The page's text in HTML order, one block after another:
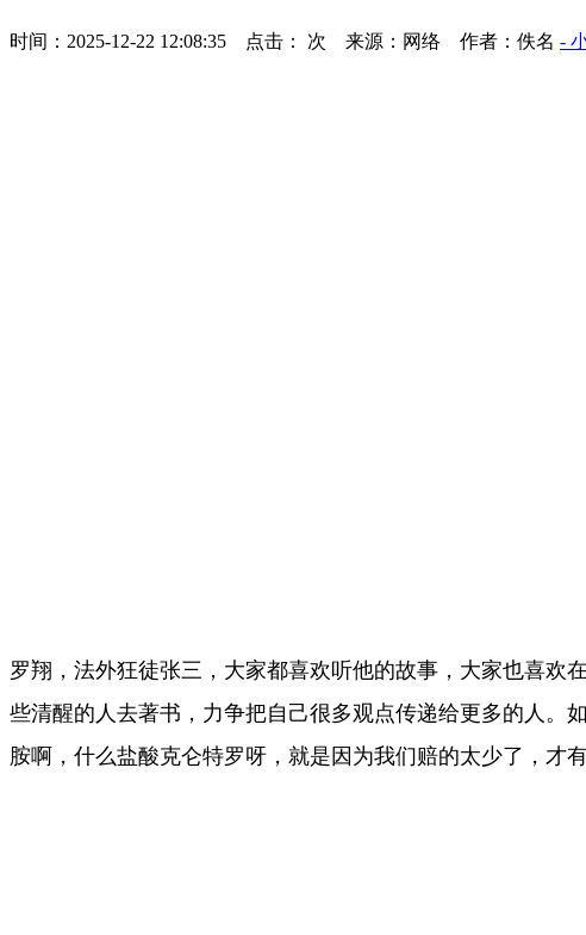
时间：2025-12-22 12:08:35 点击： 次 来源：网络 作者：佚名 -
罗翔，法外狂徒张三，大家都喜欢听他的故事，大家也喜欢
些清醒的人去著书，力争把自己很多观点传递给更多的人。
胺啊，什么盐酸克仑特罗呀，就是因为我们赔的太少了，才